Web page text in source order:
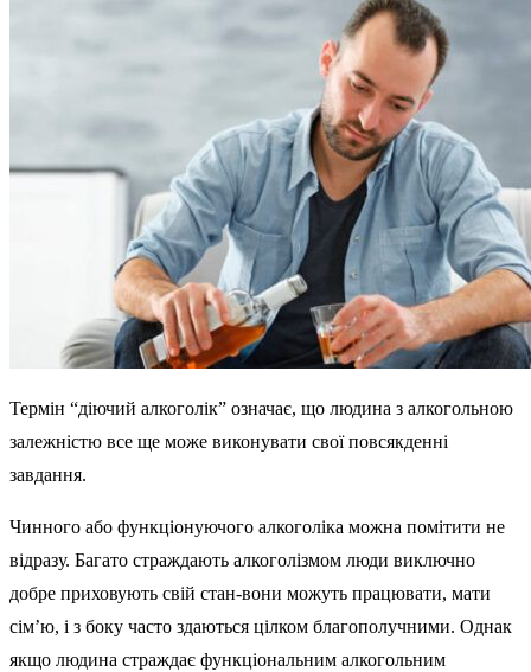
Термін “діючий алкоголік” означає, що людина з алкогольною
залежністю все ще може виконувати свої повсякденні
завдання.
Чинного або функціонуючого алкоголіка можна помітити не
відразу. Багато страждають алкоголізмом люди виключно
добре приховують свій стан-вони можуть працювати, мати
сім’ю, і з боку часто здаються цілком благополучними. Однак
якщо людина страждає функціональним алкогольним